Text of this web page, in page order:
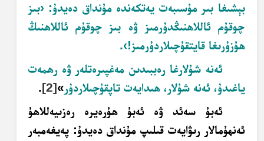
بېشىغا بىر مۇسىبەت يەتكەندە مۇنداق دەيدۇ: ‹بىز
چوقۇم ئاللاھنىڭدۇرمىز ۋە بىز چوقۇم ئاللاھنىڭ
ھۇزۇرىغا قايتقۇچىلاردۇرمىز!›.
ئەنە شۇلارغا رەببىدىن مەغپىرەتلەر ۋە رھمەت
ياغىدۇ، ئەنە شۇلار، ھىدايەت تاپقۇچىلاردۇر»
[2]
.
ئەبۇ سەئد ۋە ئەبۇ ھۇرەيرە رەزىيەللاھۇ
ئەنھۇمالار رىۋايەت قىلىپ مۇنداق دەيدۇ: پەيغەمبەر